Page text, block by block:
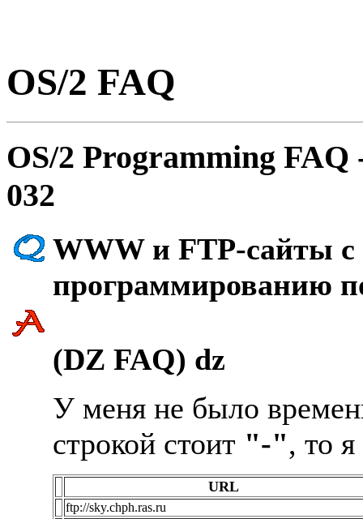
OS/2 FAQ
OS/2 Programming
032
WWW и FTP-сайты
программированию
(DZ FAQ) dz
У меня не было
строкой стоит "-", то
URL
ftp://sky.chph.ras.ru